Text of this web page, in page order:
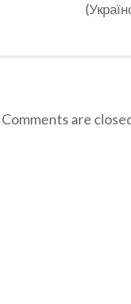
Comments are